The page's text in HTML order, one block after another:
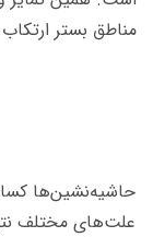
مناطق بستر
حاشیه‌نشین‌ها
علت‌های مختلف